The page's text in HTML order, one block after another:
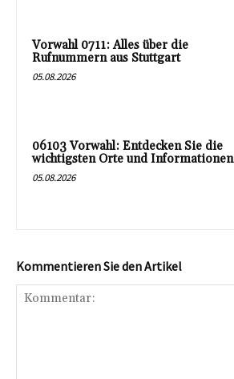
Vorwahl 0711: Alles über die
Rufnummern aus Stuttgart
05.08.2026
06103 Vorwahl: Entdecken Sie die
wichtigsten Orte und Informationen
05.08.2026
Kommentieren Sie den Artikel